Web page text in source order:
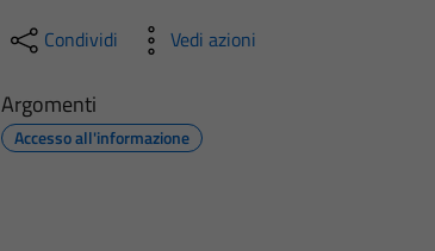
Condividi Vedi azioni
Argomenti
Accesso all'informazione